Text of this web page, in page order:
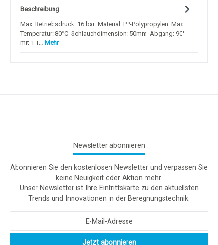
Beschreibung
Max. Betriebsdruck: 16 bar Material: PP-Polypropylen Max.
Temperatur: 80°C Schlauchdimension: 50mm Abgang: 90° -
mit 1 1…
Mehr
Newsletter abonnieren
Abonnieren Sie den kostenlosen Newsletter und verpassen Sie
keine Neuigkeit oder Aktion mehr.
Unser Newsletter ist Ihre Eintrittskarte zu den aktuellsten
Trends und Innovationen in der Beregnungstechnik.
Jetzt abonnieren